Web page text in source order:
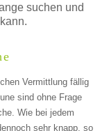
suchen und
Vermittlung fällig
sind ohne Frage
Wie bei jedem
sehr knapp, so